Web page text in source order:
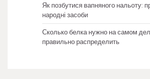
Як позбутися вапняного нальоту:
народні засоби
Сколько белка нужно на самом
правильно распределить